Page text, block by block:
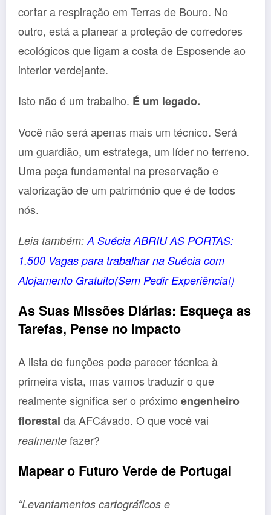
cortar a respiração em Terras de Bouro. No
outro, está a planear a proteção de corredores
ecológicos que ligam a costa de Esposende ao
interior verdejante.
Isto não é um trabalho. É um legado.
Você não será apenas mais um técnico. Será
um guardião, um estratega, um líder no terreno.
Uma peça fundamental na preservação e
valorização de um património que é de todos
nós.
Leia também:A Suécia ABRIU AS PORTAS:
1.500 Vagas para trabalhar na Suécia com
Alojamento Gratuito(Sem Pedir Experiência!)
As Suas Missões Diárias: Esqueça as
Tarefas, Pense no Impacto
A lista de funções pode parecer técnica à
primeira vista, mas vamos traduzir o que
realmente significa ser o próximo engenheiro
florestal da AFCávado. O que você vai
realmente fazer?
Mapear o Futuro Verde de Portugal
“Levantamentos cartográficos e